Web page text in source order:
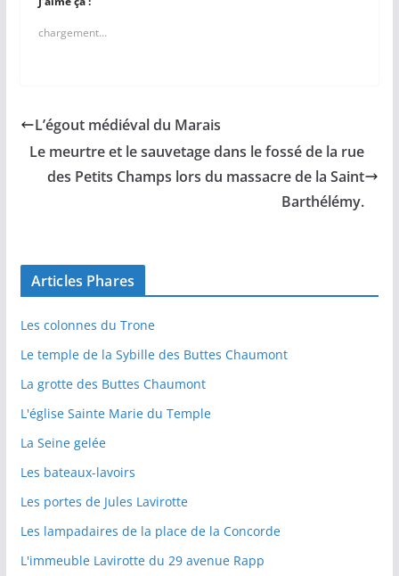
chargement…
L’égout médiéval du Marais
Le meurtre et le sauvetage dans le fossé de la rue
des Petits Champs lors du massacre de la Saint
Barthélémy.
Articles Phares
Les colonnes du Trone
Le temple de la Sybille des Buttes Chaumont
La grotte des Buttes Chaumont
L'église Sainte Marie du Temple
La Seine gelée
Les bateaux-lavoirs
Les portes de Jules Lavirotte
Les lampadaires de la place de la Concorde
L'immeuble Lavirotte du 29 avenue Rapp